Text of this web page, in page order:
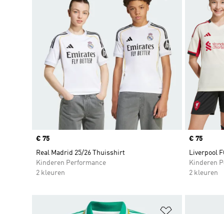
Price
€ 75
Real Madrid 25/26 Thuisshirt
Kinderen Performance
2 kleuren
Price
€ 75
Liverpool
Kinderen
2 kleuren
Op